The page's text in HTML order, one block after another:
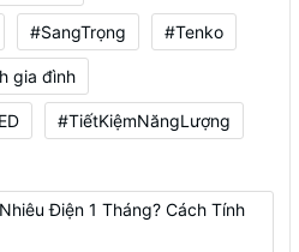
#SangTrọng #Tenko
gia đình
#TiếtKiệmNăngLượng
Điện 1 Tháng? Cách Tính